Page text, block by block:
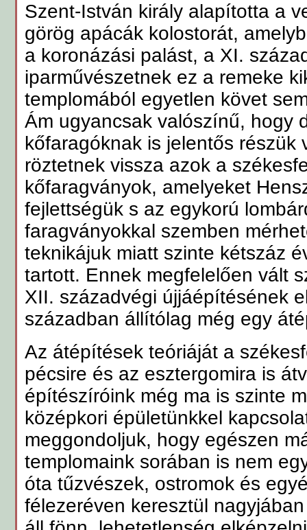
Szent-István király alapította a
görög apácák kolostorát,
a koronázási palást, a XI.
iparművészetnek ez a remeke
templomából egyetlen követ
Ám ugyancsak valószínű, hogy
kőfaragóknak is jelentős részük
röztetnek vissza azok a
kőfaragványok, amelyeket
fejlettségük s az egykorú
faragványokkal szemben
teknikájuk miatt szinte kétszáz
tartott. Ennek megfelelően vált
XII. századvégi újjáépítésének
században állítólag még egy
Az átépítések teóriáját a
pécsire és az esztergomira is
építészíróink még ma is szinte
középkori épületünkkel
meggondoljuk, hogy egészen
templomaink sorában is nem
óta tűzvészek, ostromok és
félezeréven keresztül